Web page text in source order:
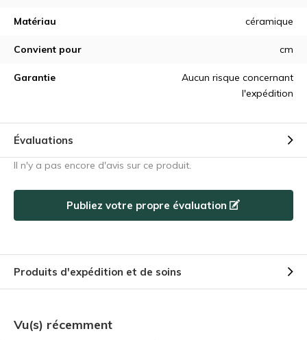
Matériau céramique
Convient pour cm
Garantie
Aucun risque concernant
l'expédition
Évaluations
Il n'y a pas encore d'avis sur ce produit.
Publiez votre propre évaluation
Produits d'expédition et de soins
Vu(s) récemment